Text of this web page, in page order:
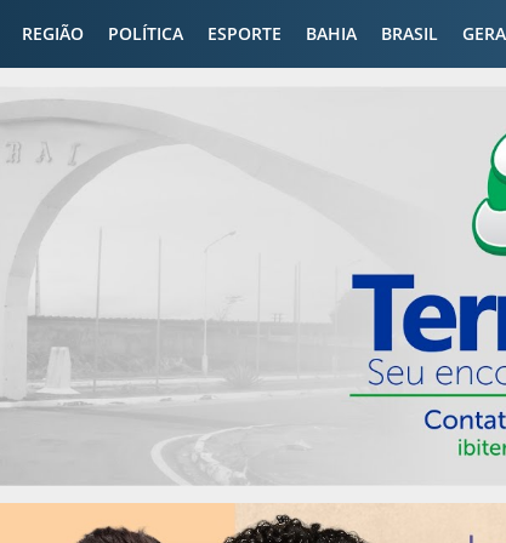
REGIÃO POLÍTICA ESPORTE BAHIA BRASIL